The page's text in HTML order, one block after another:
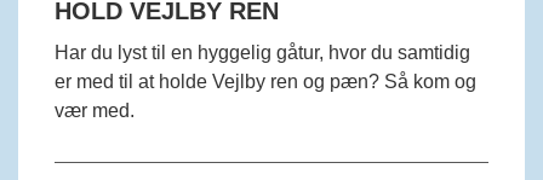
HOLD VEJLBY REN
Har du lyst til en hyggelig gåtur, hvor du samtidig
er med til at holde Vejlby ren og pæn? Så kom og
vær med.